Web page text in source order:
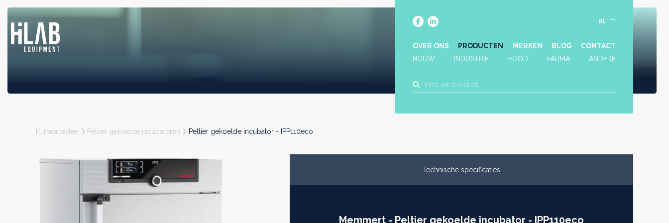
nl fr
OVER ONS PRODUCTEN MERKEN BLOG
CONTACT
BOUW
INDUSTRIE FOOD FARMA ANDERE
Klimaattesten Peltier gekoelde incubatoren Peltier gekoelde incubator - IPP110eco
Technische specificaties
Memmert - Peltier gekoelde incubator - IPP110eco